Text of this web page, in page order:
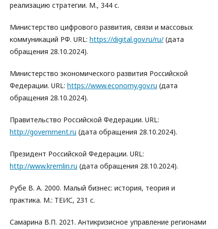
реализацию стратегии. М., 344 с.
Министерство цифрового развития, связи и массовых
коммуникаций РФ. URL: https://digital.gov.ru/ru/ (дата
обращения 28.10.2024).
Министерство экономического развития Российской
Федерации. URL: https://www.economy.gov.ru (дата
обращения 28.10.2024).
Правительство Российской Федерации. URL:
http://government.ru (дата обращения 28.10.2024).
Президент Российской Федерации. URL:
http://www.kremlin.ru (дата обращения 28.10.2024).
Рубе В. А. 2000. Малый бизнес: история, теория и
практика. М.: ТЕИС, 231 с.
Самарина В.П. 2021. Антикризисное управление регионами